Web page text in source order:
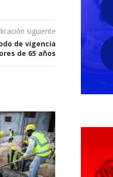
siguiente
de vigencia
de 65 años